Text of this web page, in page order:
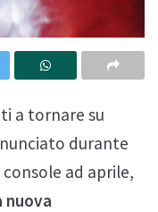
a tornare su
durante
ad aprile,
nuova